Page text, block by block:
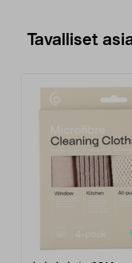
Tavalliset